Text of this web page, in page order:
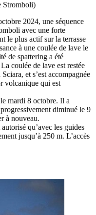
Stromboli)
2024, une séquence
avec une forte
le plus actif sur la terrasse
à une coulée de lave le
de spattering a été
coulée de lave est restée
et s’est accompagnée
volcanique qui est
mardi 8 octobre. Il a
diminué le 9
à nouveau.
qu’avec les guides
jusqu’à 250 m. L’accès